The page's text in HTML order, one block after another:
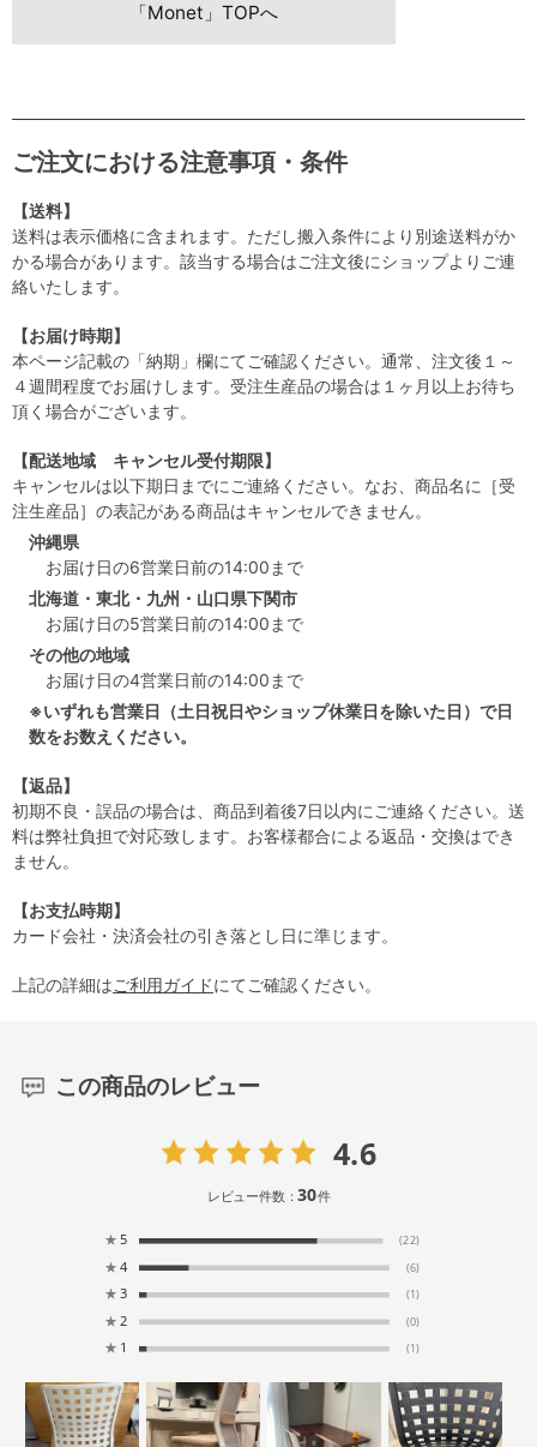
「Monet」TOPへ
ご注文における注意事項・条件
【送料】
送料は表示価格に含まれます。ただし搬入条件により別途送料がか
かる場合があります。該当する場合はご注文後にショップよりご連
絡いたします。
【お届け時期】
本ページ記載の「納期」欄にてご確認ください。通常、注文後１～
４週間程度でお届けします。受注生産品の場合は１ヶ月以上お待ち
頂く場合がございます。
【配送地域 キャンセル受付期限】
キャンセルは以下期日までにご連絡ください。なお、商品名に［受
注生産品］の表記がある商品はキャンセルできません。
沖縄県
お届け日の6営業日前の14:00まで
北海道・東北・九州・山口県下関市
お届け日の5営業日前の14:00まで
その他の地域
お届け日の4営業日前の14:00まで
※いずれも営業日（土日祝日やショップ休業日を除いた日）で日
数をお数えください。
【返品】
初期不良・誤品の場合は、商品到着後7日以内にご連絡ください。送
料は弊社負担で対応致します。お客様都合による返品・交換はでき
ません。
【お支払時期】
カード会社・決済会社の引き落とし日に準じます。
上記の詳細はご利用ガイドにてご確認ください。
この商品のレビュー
4.6
レビュー件数：30件
★ 5 (22)
★ 4 (6)
★ 3 (1)
★ 2 (0)
★ 1 (1)